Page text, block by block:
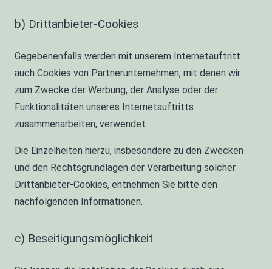
b) Drittanbieter-Cookies
Gegebenenfalls werden mit unserem Internetauftritt
auch Cookies von Partnerunternehmen, mit denen wir
zum Zwecke der Werbung, der Analyse oder der
Funktionalitäten unseres Internetauftritts
zusammenarbeiten, verwendet.
Die Einzelheiten hierzu, insbesondere zu den Zwecken
und den Rechtsgrundlagen der Verarbeitung solcher
Drittanbieter-Cookies, entnehmen Sie bitte den
nachfolgenden Informationen.
c) Beseitigungsmöglichkeit